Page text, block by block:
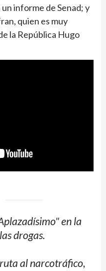
informe de Senad; y
quien es muy
la República Hugo
en la
drogas.
al narcotráfico,